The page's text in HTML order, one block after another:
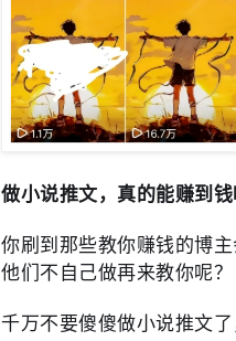
做小说推文，真的能赚到钱
你刷到那些教你赚钱的博
他们不自己做再来教你呢？
千万不要傻傻做小说推文